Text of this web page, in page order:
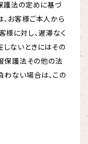
護法の定めに基づ
お客様ご本人から
様に対し、遅滞なく
ないときにはその
保護法その他の法
わない場合は、この